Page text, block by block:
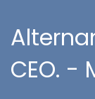
CEO. -